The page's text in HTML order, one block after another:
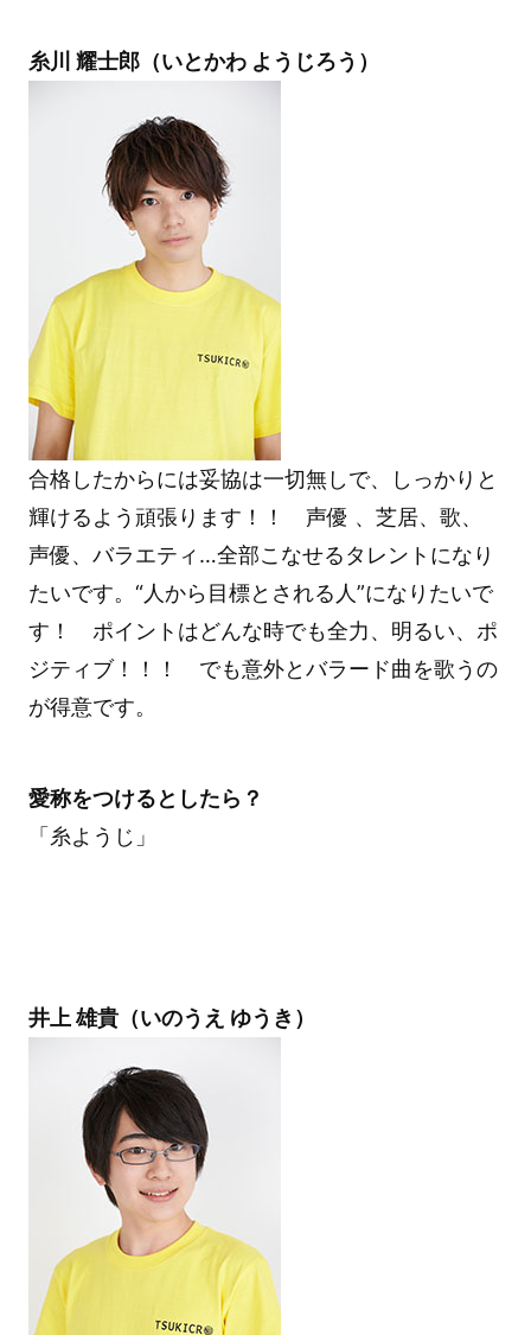
糸川 耀士郎（いとかわ ようじろう）
合格したからには妥協は一切無しで、しっかりと
輝けるよう頑張ります！！ 声優 、芝居、歌、
声優、バラエティ…全部こなせるタレントになり
たいです。“人から目標とされる人”になりたいで
す！ ポイントはどんな時でも全力、明るい、ポ
ジティブ！！！ でも意外とバラード曲を歌うの
が得意です。
愛称をつけるとしたら？
「糸ようじ」
井上 雄貴（いのうえ ゆうき）